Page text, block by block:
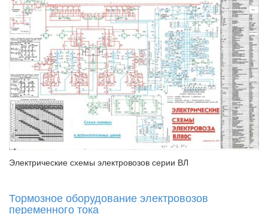
Электрические схемы электровозов серии ВЛ
Тормозное оборудование электровозов
переменного тока